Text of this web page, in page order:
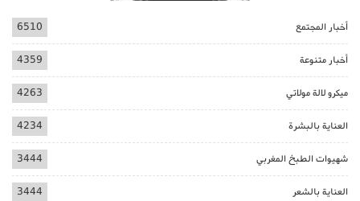
أخبار المجتمع 6510
أخبار متنوعة 4359
ميكرو لالة مولاتي 4263
العناية بالبشرة 4234
شهيوات الطبخ المغربي 3444
العناية بالشعر 3444